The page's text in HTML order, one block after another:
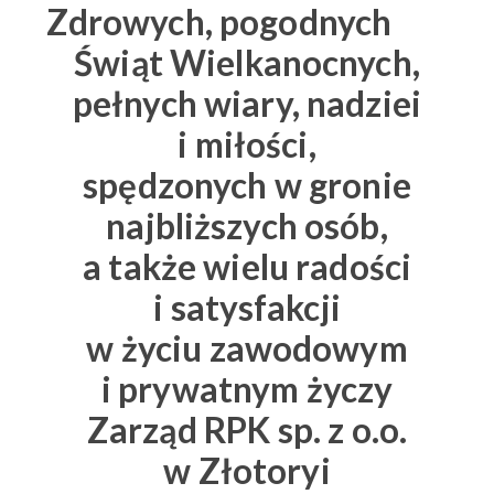
Zdrowych, pogodnych
Świąt Wielkanocnych,
pełnych wiary, nadziei
i miłości,
spędzonych w gronie
najbliższych osób,
a także wielu radości
i satysfakcji
w życiu zawodowym
i prywatnym życzy
Zarząd RPK sp. z o.o.
w Złotoryi